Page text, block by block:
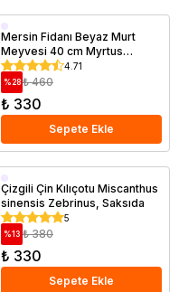
Saksıda
Mersin Fidanı Beyaz Murt
Meyvesi 40 cm Myrtus
communis
4.71
%28 ₺ 460
₺ 330
Sepete Ekle
Saksıda
Çizgili Çin Kılıçotu Miscanthus
sinensis Zebrinus, Saksıda
5
%13 ₺ 380
₺ 330
Sepete Ekle